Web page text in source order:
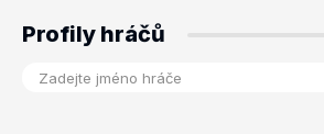
Profily hráčů